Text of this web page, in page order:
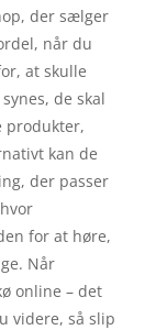
der sælger
når du
at skulle
de skal
produkter,
kan de
der passer
for at høre,
Når
online – det
videre, så slip